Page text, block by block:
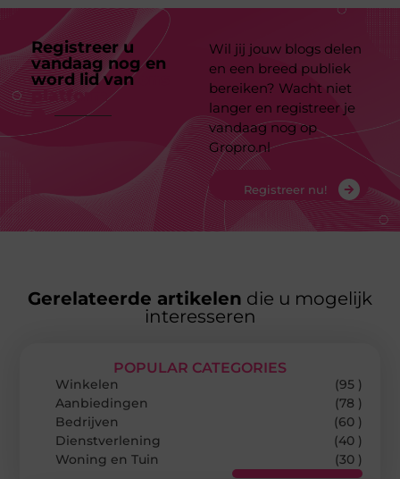
Registreer u
vandaag nog en
word lid van
platform
Wil jij jouw blogs delen
en een breed publiek
bereiken? Wacht niet
langer en registreer je
vandaag nog op
Gropro.nl
Registreer nu!
Gerelateerde artikelen die u mogelijk
interesseren
POPULAR CATEGORIES
Winkelen
(95 )
Aanbiedingen
(78 )
Bedrijven
(60 )
Dienstverlening
(40 )
Woning en Tuin
(30 )